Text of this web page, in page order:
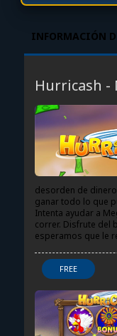
INFORMACIÓN
Hurricash -
desorden de
ganar todo lo que
Intenta ayudar a
correr. Disfrute del
esperamos que le
FREE